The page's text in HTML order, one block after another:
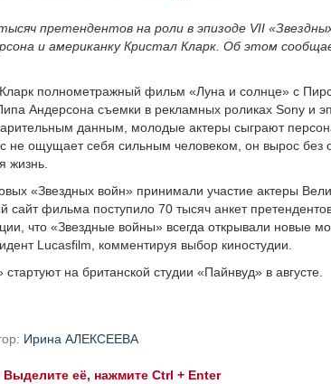
претендентов на роли в эпизоде VII
и американку Кристал Кларк. Об этом
полнометражный фильм «Луна и солнце» с
Андерсона съемки в рекламных роликах Sony и
данным, молодые актеры сыграют
ощущает себя сильным человеком, он вырос без
жизнь.
«Звездных войн» принимали участие актеры
фильма поступило 70 тысяч анкет
что «Звездные войны» всегда открывали новые
Lucasfilm, комментируя выбор киностудии.
на британской студии «Пайнвуд» в августе.
Ирина АЛЕКСЕЕВА
её, нажмите Ctrl + Enter